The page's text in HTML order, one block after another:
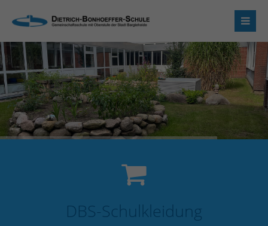
Login
Benutzername
Passwort
Lost your password?
DBS-Schulkleidung